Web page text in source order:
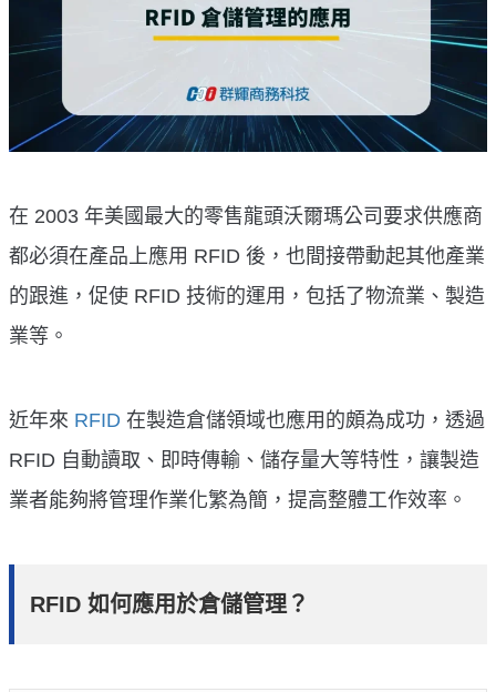
在 2003 年美國最大的零售龍頭沃爾瑪公司要求供應商
都必須在產品上應用 RFID 後，也間接帶動起其他產業
的跟進，促使 RFID 技術的運用，包括了物流業、製造
業等。
近年來 RFID 在製造倉儲領域也應用的頗為成功，透過
RFID 自動讀取、即時傳輸、儲存量大等特性，讓製造
業者能夠將管理作業化繁為簡，提高整體工作效率。
RFID 如何應用於倉儲管理？